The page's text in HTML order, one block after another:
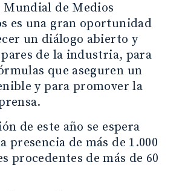
Mundial de Medios
es una gran oportunidad
un diálogo abierto y
de la industria, para
que aseguren un
y para promover la
de este año se espera
presencia de más de 1.000
procedentes de más de 60